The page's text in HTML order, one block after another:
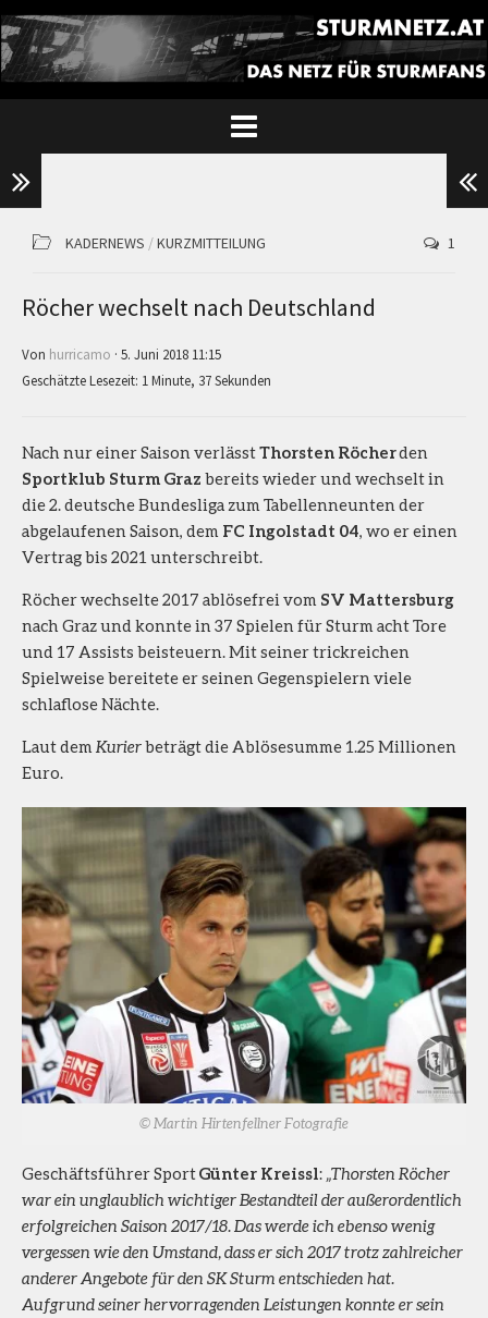
KADERNEWS /KURZMITTEILUNG 1
Röcher wechselt nach Deutschland
Von hurricamo · 5. Juni 2018 11:15
Geschätzte Lesezeit: 1 Minute, 37 Sekunden
Nach nur einer Saison verlässtThorsten Röcherden
Sportklub Sturm Graz bereits wieder und wechselt in
die 2. deutsche Bundesliga zum Tabellenneunten der
abgelaufenen Saison, dem FC Ingolstadt 04, wo er einen
Vertrag bis 2021 unterschreibt.
Röcher wechselte 2017 ablösefrei vom SV Mattersburg
nach Graz und konnte in 37 Spielen für Sturm acht Tore
und 17 Assists beisteuern. Mit seiner trickreichen
Spielweise bereitete er seinen Gegenspielern viele
schlaflose Nächte.
Laut dem Kurierbeträgt die Ablösesumme 1.25 Millionen
Euro.
© Martin Hirtenfellner Fotografie
Geschäftsführer SportGünter Kreissl: „Thorsten Röcher
war ein unglaublich wichtiger Bestandteil der außerordentlich
erfolgreichen Saison 2017/18. Das werde ich ebenso wenig
vergessen wie den Umstand, dass er sich 2017 trotz zahlreicher
anderer Angebote für den SK Sturm entschieden hat.
Aufgrund seiner hervorragenden Leistungen konnte er sein